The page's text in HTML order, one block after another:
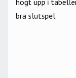
högt upp i
bra slutspel.